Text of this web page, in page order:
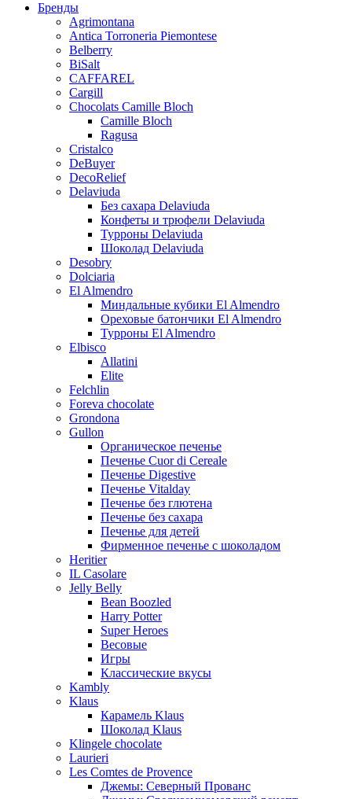
Бренды
Agrimontana
Antica Torroneria Piemontese
Belberry
BiSalt
CAFFAREL
Cargill
Chocolats Camille Bloch
Camille Bloch
Ragusa
Cristalco
DeBuyer
DecoRelief
Delaviuda
Без сахара Delaviuda
Конфеты и трюфели Delaviuda
Турроны Delaviuda
Шоколад Delaviuda
Desobry
Dolciaria
El Almendro
Миндальные кубики El Almendro
Ореховые батончики El Almendro
Турроны El Almendro
Elbisco
Allatini
Elite
Felchlin
Foreva chocolate
Grondona
Gullon
Органическое печенье
Печенье Cuor di Cereale
Печенье Digestive
Печенье Vitalday
Печенье без глютена
Печенье без сахара
Печенье для детей
Фирменное печенье с шоколадом
Heritier
IL Casolare
Jelly Belly
Bean Boozled
Harry Potter
Super Heroes
Весовые
Игры
Классические вкусы
Kambly
Klaus
Карамель Klaus
Шоколад Klaus
Klingele chocolate
Laurieri
Les Comtes de Provence
Джемы: Северный Прованс